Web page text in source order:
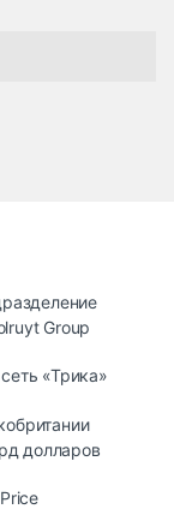
Group
«Трика»
долларов